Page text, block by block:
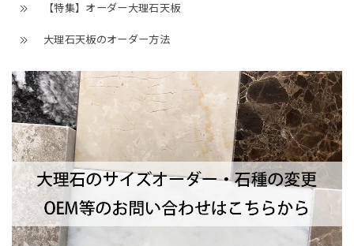
【特集】オーダー大理石天板
大理石天板のオーダー方法